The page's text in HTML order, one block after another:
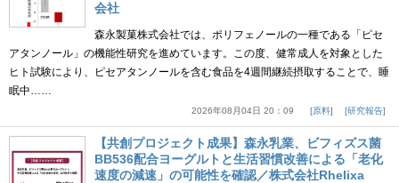
会社
森永製菓株式会社では、ポリフェノールの一種である「ピセ
アタンノール」の機能性研究を進めています。この度、健常成人を対象とした
ヒト試験により、ピセアタンノールを含む食品を4週間継続摂取することで、睡
眠中……
2026年08月04日 20：09 原料 研究報告
【共創プロジェクト成果】森永乳業、ビフィズス菌
BB536配合ヨーグルトと生活習慣改善による「老化
速度の減速」の可能性を確認／株式会社Rhelixa